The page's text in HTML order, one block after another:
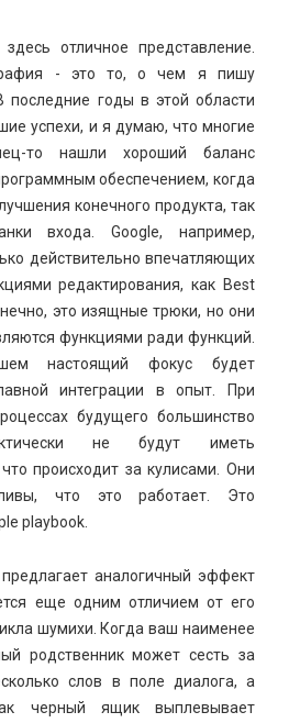
отличное представление.
- это то, о чем я пишу
последние годы в этой области
успехи, и я думаю, что многие
то нашли хороший баланс
обеспечением, когда
конечного продукта, так
входа. Google, например,
действительно впечатляющих
редактирования, как Best
это изящные трюки, но они
функциями ради функций.
настоящий фокус будет
интеграции в опыт. При
будущего большинство
не будут иметь
происходит за кулисами. Они
что это работает. Это
playbook.
аналогичный эффект
еще одним отличием от его
шумихи. Когда ваш наименее
родственник может сесть за
слов в поле диалога, а
черный ящик выплевывает